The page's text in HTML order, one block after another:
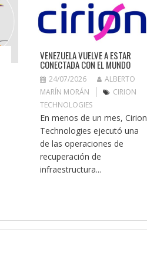
VENEZUELA VUELVE A ESTAR
CONECTADA CON EL MUNDO
24/07/2026
ALBERTO
MARÍN MORÁN
CIRION
TECHNOLOGIES
En menos de un mes, Cirion
Technologies ejecutó una
de las operaciones de
recuperación de
infraestructura...